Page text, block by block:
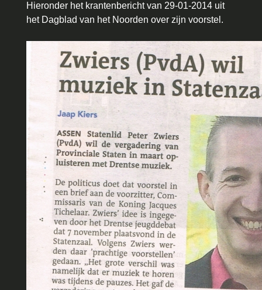
Hieronder het krantenbericht van 29-01-2014 uit
het Dagblad van het Noorden over zijn voorstel.